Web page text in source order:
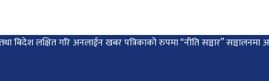
तथा बिदेश लक्षित गरि अनलाईन खबर पत्रिकाको रुपमा “नीति सञ्चार”